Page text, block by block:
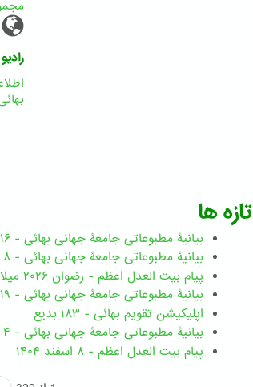
تازه ها
بیانیۀ مطبوعاتی جامعۀ جهانی بهائی - ۱۶ تیر ۱۴۰۵
بیانیۀ مطبوعاتی جامعۀ جهانی بهائی - ۸ اردیبهشت ۱۴۰۵
پیام بیت العدل اعظم - رضوان ۲۰۲۶ میلادی (۱۸۳بدیع)
بیانیۀ مطبوعاتی جامعۀ جهانی بهائی - ۱۹ فروردین ۱۴۰۵
اپلیکیشن تقویم بهائی - ۱۸۳ بدیع
بیانیۀ مطبوعاتی جامعۀ جهانی بهائی - ۴ فروردین ۱۴۰۵
پیام بیت العدل اعظم - ۸ اسفند ۱۴۰۴